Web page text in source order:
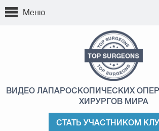
Меню
ВИДЕО ЛАПАРОСКОПИЧЕСКИХ
ХИРУРГОВ МИРА
СТАТЬ УЧАСТНИКОМ